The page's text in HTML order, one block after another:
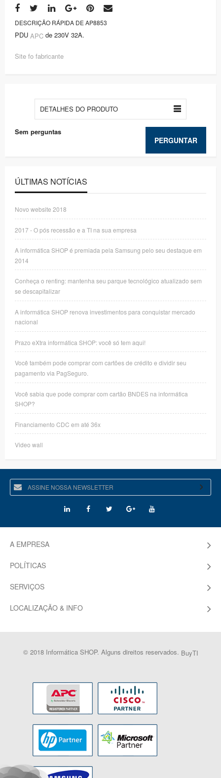
DESCRIÇÃO RÁPIDA DE AP8853
PDU APC de 230V 32A.
Site fo fabricante
DETALHES DO PRODUTO
PERGUNTAR
Sem perguntas
ÚLTIMAS NOTÍCIAS
Novo website 2018
2017 - O pós recessão e a TI na sua empresa
A informática SHOP é premiada pela Samsung pelo seu destaque em
2014
Conheça o renting: mantenha seu parque tecnológico atualizado sem
se descapitalizar
A informática SHOP renova investimentos para conquistar mercado
nacional
Prazo eXtra informática SHOP: você só tem aqui!
Você também pode comprar com cartões de crédito e dividir seu
pagamento via PagSeguro.
Você sabia que pode comprar com cartão BNDES na informática
SHOP?
Financiamento CDC em até 36x
Video wall
A EMPRESA
POLÍTICAS
SERVIÇOS
LOCALIZAÇÃO & INFO
© 2018 Informática SHOP. Alguns direitos reservados. BuyTI